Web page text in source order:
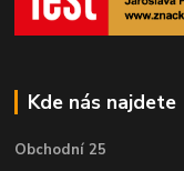
Kde nás najdete
Obchodní 25